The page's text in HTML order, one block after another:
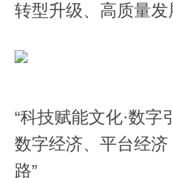
转型升级、高质量发
“科技赋能文化·数字
数字经济、平台经济
路”